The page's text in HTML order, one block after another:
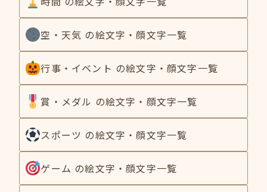
空・天気 の絵文字・顔文字一覧
行事・イベント の絵文字・顔文字一覧
賞・メダル の絵文字・顔文字一覧
スポーツ の絵文字・顔文字一覧
ゲーム の絵文字・顔文字一覧